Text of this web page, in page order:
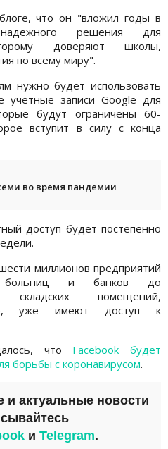
что он "вложил годы в
решения для
доверяют школы,
по всему миру".
нужно будет использовать
учетные записи Google для
будут ограничены 60-
вступит в силу с конца
во время пандемии
доступ будет постепенно
миллионов предприятий
и банков до
складских помещений,
уже имеют доступ к
что Facebook будет
борьбы с коронавирусом.
и актуальные новости
и Telegram.